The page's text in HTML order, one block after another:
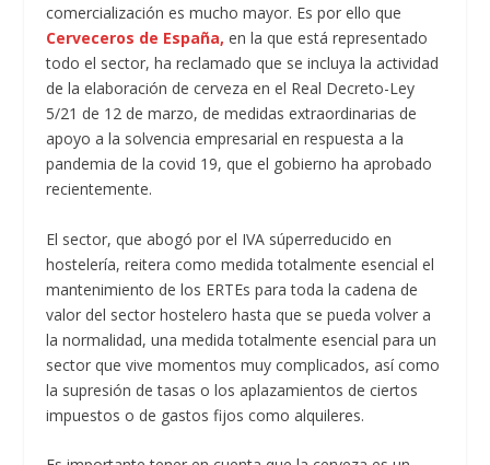
comercialización es mucho mayor. Es por ello que
Cerveceros de España, en la que está representado
todo el sector, ha reclamado que se incluya la actividad
de la elaboración de cerveza en el Real Decreto-Ley
5/21 de 12 de marzo, de medidas extraordinarias de
apoyo a la solvencia empresarial en respuesta a la
pandemia de la covid 19, que el gobierno ha aprobado
recientemente.
El sector, que abogó por el IVA súperreducido en
hostelería, reitera como medida totalmente esencial el
mantenimiento de los ERTEs para toda la cadena de
valor del sector hostelero hasta que se pueda volver a
la normalidad, una medida totalmente esencial para un
sector que vive momentos muy complicados, así como
la supresión de tasas o los aplazamientos de ciertos
impuestos o de gastos fijos como alquileres.